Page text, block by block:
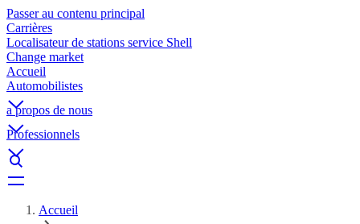
Passer au contenu principal
Carrières
Localisateur de stations service Shell
Change market
Accueil
Automobilistes
a propos de nous
Professionnels
Accueil